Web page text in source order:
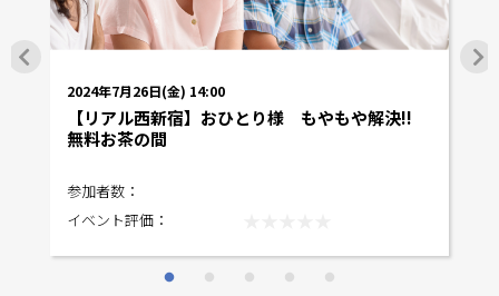
2024年7月26日(金) 14:00
【リアル西新宿】おひとり様 もやもや解決!!
無料お茶の間
参加者数：
イベント評価：